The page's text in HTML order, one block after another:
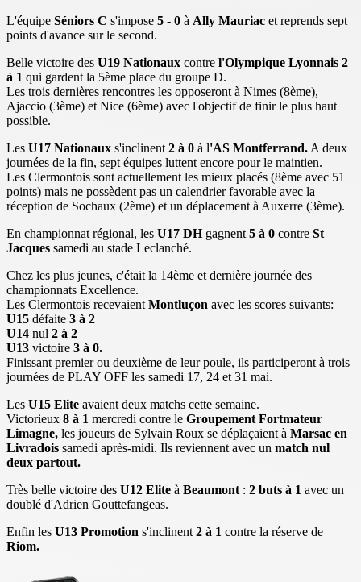
L'équipe Séniors C s'impose 5 - 0 à Ally Mauriac et reprends sept
points d'avance sur le second.
Belle victoire des U19 Nationaux contre l'Olympique Lyonnais 2
à 1 qui gardent la 5ème place du groupe D.
Les trois dernières rencontres les opposeront à Nimes (8ème),
Ajaccio (3ème) et Nice (6ème) avec l'objectif de finir le plus haut
possible.
Les U17 Nationaux s'inclinent 2 à 0 à l'AS Montferrand. A deux
journées de la fin, sept équipes luttent encore pour le maintien.
Les Clermontois sont actuellement les mieux placés (8ème avec 51
points) mais ne possèdent pas un calendrier favorable avec la
réception de Sochaux (2ème) et un déplacement à Auxerre (3ème).
En championnat régional, les U17 DHgagnent 5 à 0 contre St
Jacques samedi au stade Leclanché.
Chez les plus jeunes, c'était la 14ème et dernière journée des
championnats Excellence.
Les Clermontois recevaient Montluçon avec les scores suivants:
U15 défaite 3 à 2
U14 nul 2 à 2
U13 victoire 3 à 0.
Finissant premier ou deuxième de leur poule, ils participeront à trois
journées de PLAY OFF les samedi 17, 24 et 31 mai.
Les U15 Elite avaient deux matchs cette semaine.
Victorieux 8 à 1 mercredi contre le Groupement Fortmateur
Limagne, les joueurs de Sylvain Roux se déplaçaient à Marsac en
Livradois samedi après-midi. Ils reviennent avec un match nul
deux partout.
Très belle victoire des U12 Elite à Beaumont : 2 buts à 1 avec un
doublé d'Adrien Gouttefangeas.
Enfin les U13 Promotion s'inclinent 2 à 1 contre la réserve de
Riom.